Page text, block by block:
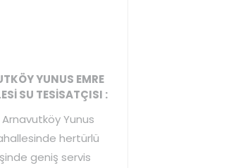
YUNUS EMRE
SU TESİSATÇISI :
Yunus
hertürlü
geniş servis